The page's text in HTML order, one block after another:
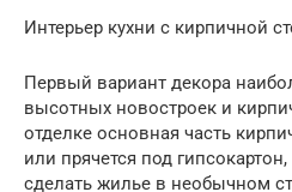
Интерьер кухни с кирпичной
Первый вариант декора
высотных новостроек и
отделке основная часть
или прячется под
сделать жилье в необычном